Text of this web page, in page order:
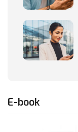
E-book